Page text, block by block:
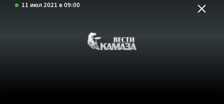
11 июл 2021 в 09:00